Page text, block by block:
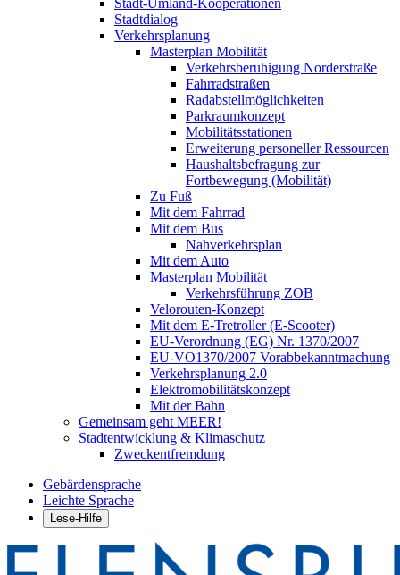
Stadt-Umland-Kooperationen
Stadtdialog
Verkehrsplanung
Masterplan Mobilität
Verkehrsberuhigung Norderstraße
Fahrradstraßen
Radabstellmöglichkeiten
Parkraumkonzept
Mobilitätsstationen
Erweiterung personeller Ressourcen
Haushaltsbefragung zur
Fortbewegung (Mobilität)
Zu Fuß
Mit dem Fahrrad
Mit dem Bus
Nahverkehrsplan
Mit dem Auto
Masterplan Mobilität
Verkehrsführung ZOB
Velorouten-Konzept
Mit dem E-Tretroller (E-Scooter)
EU-Verordnung (EG) Nr. 1370/2007
EU-VO1370/2007 Vorabbekanntmachung
Verkehrsplanung 2.0
Elektromobilitätskonzept
Mit der Bahn
Gemeinsam geht MEER!
Stadtentwicklung & Klimaschutz
Zweckentfremdung
Gebärdensprache
Leichte Sprache
Lese-Hilfe